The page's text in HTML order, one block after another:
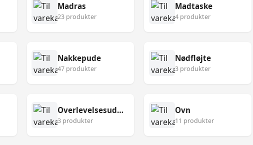
Madras
23 produkter
Madtaske
4 produkter
Nakkepude
47 produkter
Nødfløjte
3 produkter
Overlevelsesudstyr
3 produkter
Ovn
11 produkter